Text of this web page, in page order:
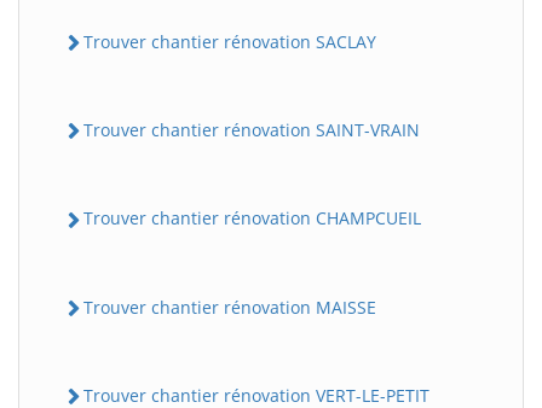
Trouver chantier rénovation SACLAY
Trouver chantier rénovation SAINT-VRAIN
Trouver chantier rénovation CHAMPCUEIL
Trouver chantier rénovation MAISSE
Trouver chantier rénovation VERT-LE-PETIT